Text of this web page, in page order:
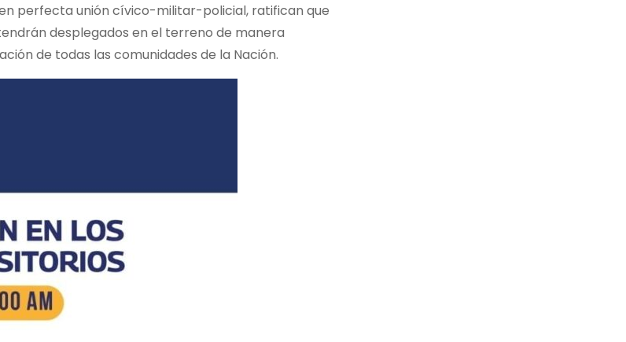
perfecta unión cívico-militar-policial, ratifican que
desplegados en el terreno de manera
de todas las comunidades de la Nación.